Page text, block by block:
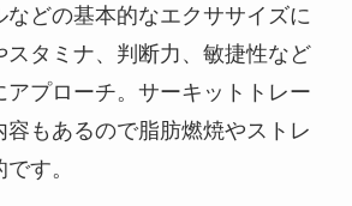
などの基本的なエクササイズに
スタミナ、判断力、敏捷性など
アプローチ。サーキットトレー
容もあるので脂肪燃焼やストレ
す。